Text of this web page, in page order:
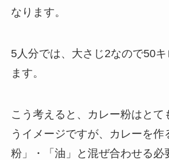
なります。
5人分では、大さじ2なので50
ます。
こう考えると、カレー粉はとて
うイメージですが、
カレーを作
粉」・「油」と混ぜ合わせる必